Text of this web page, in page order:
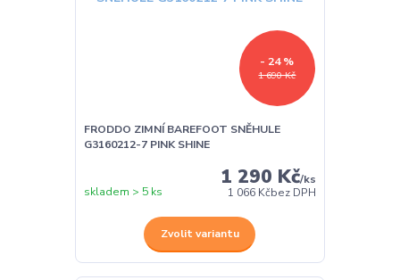
1 690 Kč
- 24 %
FRODDO ZIMNÍ BAREFOOT SNĚHULE
G3160212-7 PINK SHINE
1 290 Kč/ks
1 066 Kčbez DPH
skladem > 5 ks
Zvolit variantu